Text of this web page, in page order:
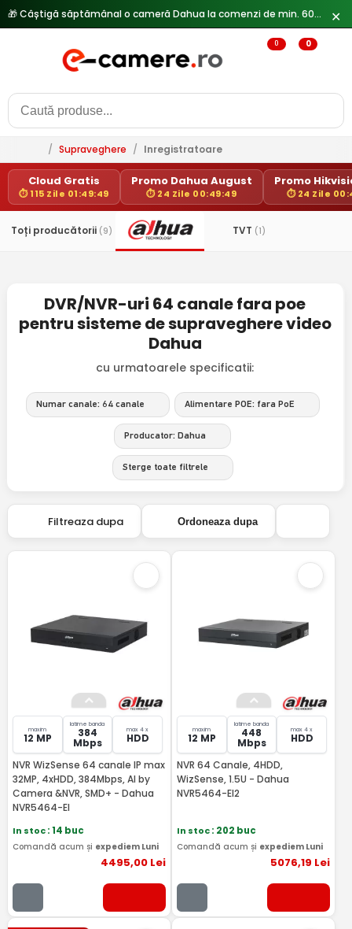
🎁 Câștigă săptămânal o cameră Dahua la comenzi de min. 600 lei — ✕
0 0
/ Supraveghere / Inregistratoare
Cloud Gratis
⏱ 115 Zile 01:49:48
Promo Dahua August
⏱ 24 Zile 00:49:48
Promo
⏱ 24 Zile
Toți producătorii (9) TVT (1)
DVR/NVR-uri 64 canale fara poe
pentru sisteme de supraveghere video
Dahua
cu urmatoarele specificatii:
Numar canale: 64 canale Alimentare POE: fara PoE
Producator: Dahua
Sterge toate filtrele
Filtreaza dupa Ordoneaza dupa
maxim
12 MP
latime banda
384
Mbps
max 4 x
HDD
NVR WizSense 64 canale IP max
32MP, 4xHDD, 384Mbps, AI by
Camera &NVR, SMD+ - Dahua
NVR5464-EI
In stoc: 14 buc
Comandă acum și expediem Luni
4495,00Lei
maxim
12 MP
latime banda
448
Mbps
max 4 x
HDD
NVR 64 Canale, 4HDD,
WizSense, 1.5U - Dahua
NVR5464-EI2
In stoc: 202 buc
Comandă acum și expediem Luni
5076,19 Lei